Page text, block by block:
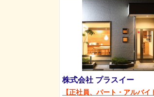
株式会社 プラスイー
【正社員、パート・アルバイ